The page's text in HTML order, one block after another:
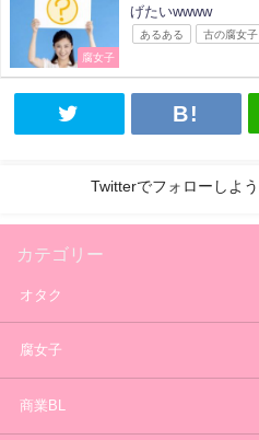
腐女子
げたいwwww
あるある 古の腐女子
Twitterでフォローしよう
カテゴリー
オタク
腐女子
商業BL